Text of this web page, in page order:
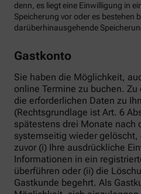
denn, es liegt eine Einwilligung in
Speicherung vor oder es bestehen
darüberhinausgehende
Gastkonto
Sie haben die Möglichkeit,
online Termine zu buchen.
die erforderlichen Daten zu
(Rechtsgrundlage ist Art. 6
spätestens drei Monate nach
systemseitig wieder
zuvor (i) Ihre ausdrückliche
Informationen in ein
überführen oder (ii) die
Gastkunde begehrt. Als